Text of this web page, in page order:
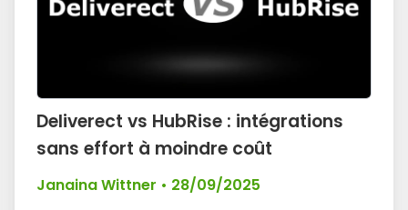
Deliverect vs HubRise : intégrations
sans effort à moindre coût
Janaina Wittner • 28/09/2025